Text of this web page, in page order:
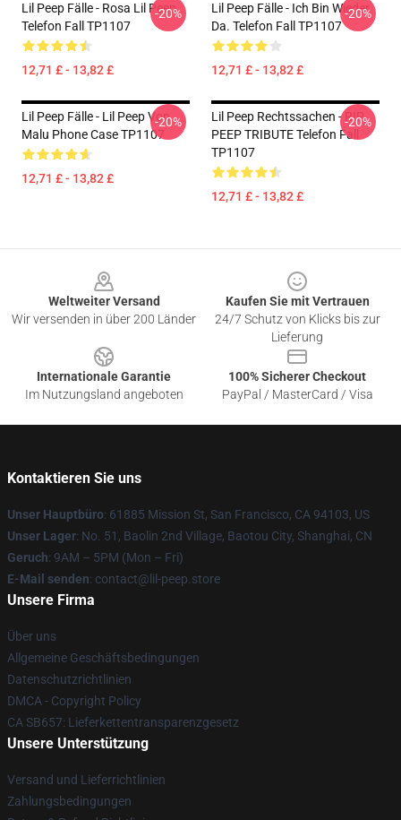
Lil Peep Fälle - Rosa Lil Peep
Telefon Fall TP1107
12,71 £ - 13,82 £
-20%
Lil Peep Fälle - Ich Bin Wieder
Da. Telefon Fall TP1107
12,71 £ - 13,82 £
-20%
Lil Peep Fälle - Lil Peep Von
Malu Phone Case TP1107
12,71 £ - 13,82 £
-20%
Lil Peep Rechtssachen - RIP
PEEP TRIBUTE Telefon Fall
TP1107
12,71 £ - 13,82 £
-20%
Weltweiter Versand
Wir versenden in über 200 Länder
Kaufen Sie mit Vertrauen
24/7 Schutz von Klicks bis zur
Lieferung
Internationale Garantie
Im Nutzungsland angeboten
100% Sicherer Checkout
PayPal / MasterCard / Visa
Kontaktieren Sie uns
Unser Hauptbüro: 61885 Mission St, San Francisco, CA 94103, US
Unser Lager: No. 51, Baolin 2nd Village, Baotou City, Shanghai, CN
Geruch: 9AM – 5PM (Mon – Fri)
E-Mail senden: contact@lil-peep.store
Unsere Firma
Über uns
Allgemeine Geschäftsbedingungen
Datenschutzrichtlinien
DMCA - Copyright Policy
CA SB657: Lieferkettentransparenzgesetz
Unsere Unterstützung
Versand und Lieferrichtlinien
Zahlungsbedingungen